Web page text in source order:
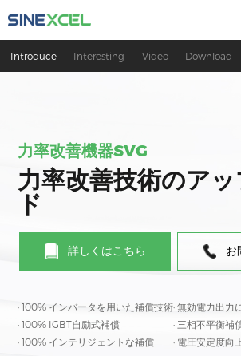
Introduce Interesting Video Download
力率改善機器SVG
力率改善技術のア
ド
詳しくはこちら お
· 100% インバータを用いた補償技術
· 100% IGBT自励式補償
· 100% インテリジェントな補償
· 無効電力出力
· 三相不平衡補
· 電圧安定度向